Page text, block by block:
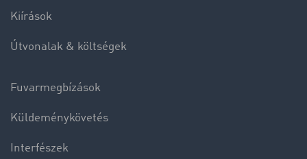
Kiírások
Útvonalak & költségek
Fuvarmegbízások
Küldeménykövetés
Interfészek